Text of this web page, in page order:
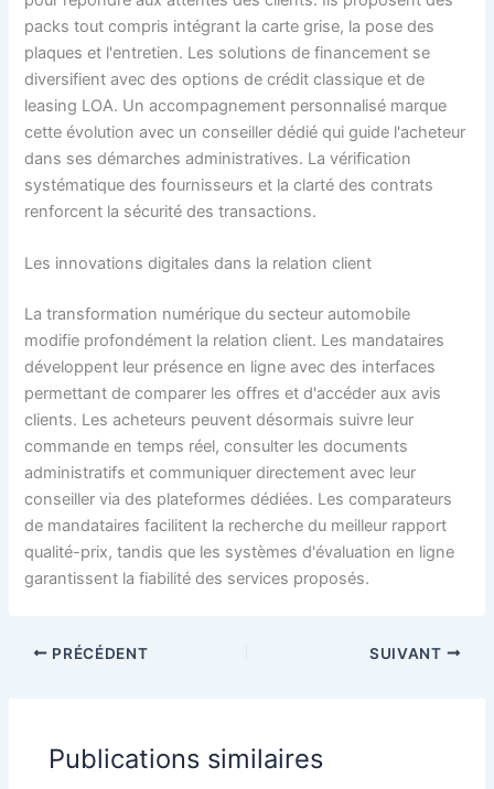
packs tout compris intégrant la carte grise, la pose des
plaques et l'entretien. Les solutions de financement se
diversifient avec des options de crédit classique et de
leasing LOA. Un accompagnement personnalisé marque
cette évolution avec un conseiller dédié qui guide l'acheteur
dans ses démarches administratives. La vérification
systématique des fournisseurs et la clarté des contrats
renforcent la sécurité des transactions.
Les innovations digitales dans la relation client
La transformation numérique du secteur automobile
modifie profondément la relation client. Les mandataires
développent leur présence en ligne avec des interfaces
permettant de comparer les offres et d'accéder aux avis
clients. Les acheteurs peuvent désormais suivre leur
commande en temps réel, consulter les documents
administratifs et communiquer directement avec leur
conseiller via des plateformes dédiées. Les comparateurs
de mandataires facilitent la recherche du meilleur rapport
qualité-prix, tandis que les systèmes d'évaluation en ligne
garantissent la fiabilité des services proposés.
PRÉCÉDENT SUIVANT
Publications similaires